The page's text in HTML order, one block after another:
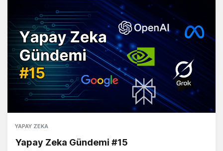
YAPAY ZEKA
Yapay Zeka Gündemi #15